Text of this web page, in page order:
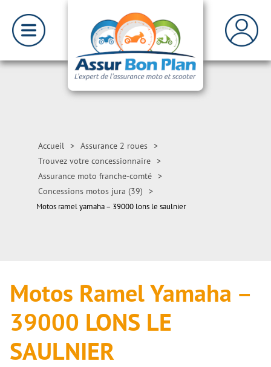
Accueil > Assurance 2 roues >
Trouvez votre concessionnaire >
Assurance moto franche-comté >
Concessions motos jura (39)
>
Motos ramel yamaha – 39000 lons le saulnier
Motos Ramel Yamaha –
39000 LONS LE
SAULNIER